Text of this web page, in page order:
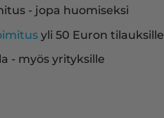
- jopa huomiseksi
yli 50 Euron tilauksille
- myös yrityksille